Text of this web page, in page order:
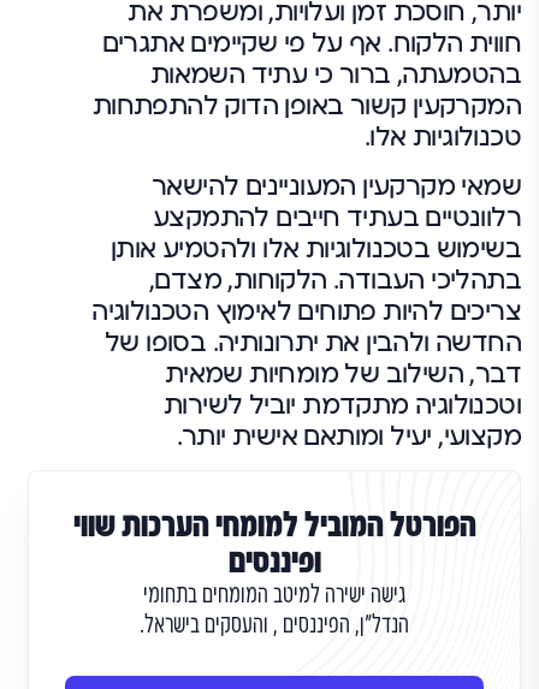
יותר, חוסכת זמן ועלויות, ומשפרת את
חווית הלקוח. אף על פי שקיימים אתגרים
בהטמעתה, ברור כי עתיד השמאות
המקרקעין קשור באופן הדוק להתפתחות
טכנולוגיות אלו.
שמאי מקרקעין המעוניינים להישאר
רלוונטיים בעתיד חייבים להתמקצע
בשימוש בטכנולוגיות אלו ולהטמיע אותן
בתהליכי העבודה. הלקוחות, מצדם,
צריכים להיות פתוחים לאימוץ הטכנולוגיה
החדשה ולהבין את יתרונותיה. בסופו של
דבר, השילוב של מומחיות שמאית
וטכנולוגיה מתקדמת יוביל לשירות
מקצועי, יעיל ומותאם אישית יותר.
הפורטל המוביל למומחי הערכות שווי
ופיננסים
גישה ישירה למיטב המומחים בתחומי
הנדל"ן, הפיננסים , והעסקים בישראל.